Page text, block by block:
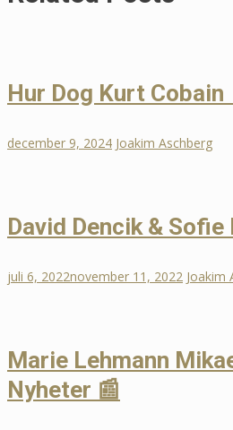
Hur Dog Kurt Cobain
december 9, 2024 Joakim Aschberg
David Dencik & Sofie
juli 6, 2022november 11, 2022 Joakim
Marie Lehmann
Nyheter 📰